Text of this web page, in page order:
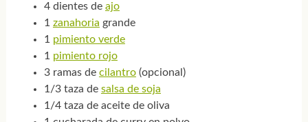
4 dientes de ajo
1 zanahoria grande
1 pimiento verde
1 pimiento rojo
3 ramas de cilantro(opcional)
1/3 taza de salsa de soja
1/4 taza de aceite de oliva